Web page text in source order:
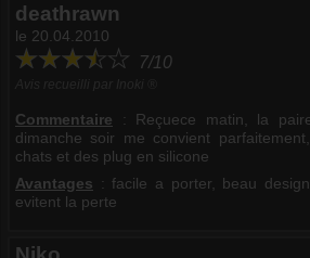
deathrawn
le 20.04.2010
7/10
Commentaire : Reçuece matin, la
dimanche soir me convient
chats et des plug en silicone
Avantages : facile a porter, beau
evitent la perte